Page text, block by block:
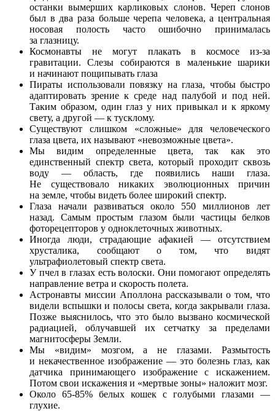
останки вымерших карликовых слонов. Череп слонов
был в два раза больше черепа человека, а центральная
носовая полость часто ошибочно принималась
за глазницу.
Космонавты не могут плакать в космосе из-за
гравитации. Слезы собираются в маленькие шарики
и начинают пощипывать глаза
Пираты использовали повязку на глаза, чтобы быстро
адаптировать зрение к среде над палубой и под ней.
Таким образом, один глаз у них привыкал и к яркому
свету, а другой — к тусклому.
Существуют слишком «сложные» для человеческого
глаза цвета, их называют «невозможные цвета».
Мы видим определенные цвета, так как это
единственный спектр света, который проходит сквозь
воду — область, где появились наши глаза.
Не существовало никаких эволюционных причин
на земле, чтобы видеть более широкий спектр.
Глаза начали развиваться около 550 миллионов лет
назад. Самым простым глазом были частицы белков
фоторецепторов у одноклеточных животных.
Иногда люди, страдающие афакией — отсутствием
хрусталика, сообщают о том, что видят
ультрафиолетовый спектр света.
У пчел в глазах есть волоски. Они помогают определять
направление ветра и скорость полета.
Астронавты миссии Аполлона рассказывали о том, что
видели вспышки и полосы света, когда закрывали глаза.
Позже выяснилось, что это было вызвано космической
радиацией, облучавшей их сетчатку за пределами
магнитосферы Земли.
Мы «видим» мозгом, а не глазами. Размытость
и некачественное изображение — это болезнь глаз, как
датчика принимающего изображение с искажением.
Потом свои искажения и «мертвые зоны» наложит мозг.
Около 65-85% белых кошек с голубыми глазами —
глухие.